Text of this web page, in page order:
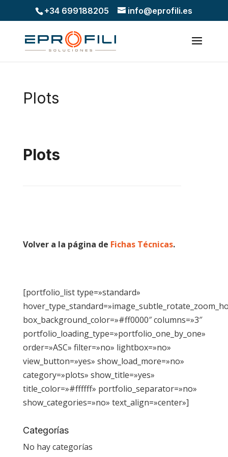
+34 699188205 info@eprofili.es
Plots
Plots
Volver a la página de Fichas Técnicas.
[portfolio_list type=»standard»
box_background_color=»#ff0000″ columns=»3″
portfolio_loading_type=»portfolio_one_by_one»
order=»ASC» filter=»no» lightbox=»no»
view_button=»yes» show_load_more=»no»
category=»plots» show_title=»yes»
title_color=»#ffffff» portfolio_separator=»no»
show_categories=»no» text_align=»center»]
Categorías
No hay categorías